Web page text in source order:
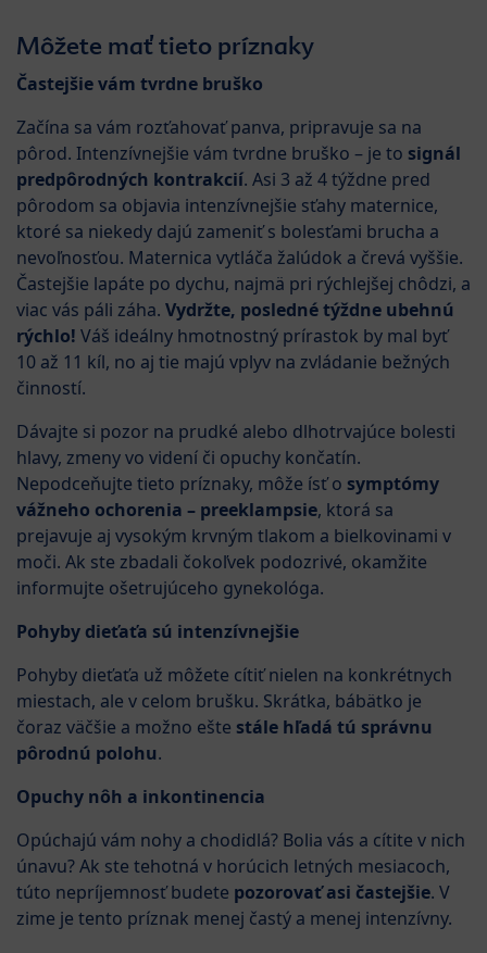
Môžete mať tieto príznaky
Častejšie vám tvrdne bruško
Začína sa vám rozťahovať panva, pripravuje sa na
pôrod. Intenzívnejšie vám tvrdne bruško – je to signál
predpôrodných kontrakcií. Asi 3 až 4 týždne pred
pôrodom sa objavia intenzívnejšie sťahy maternice,
ktoré sa niekedy dajú zameniť s bolesťami brucha a
nevoľnosťou. Maternica vytláča žalúdok a črevá vyššie.
Častejšie lapáte po dychu, najmä pri rýchlejšej chôdzi, a
viac vás páli záha. Vydržte, posledné týždne ubehnú
rýchlo! Váš ideálny hmotnostný prírastok by mal byť
10 až 11 kíl, no aj tie majú vplyv na zvládanie bežných
činností.
Dávajte si pozor na prudké alebo dlhotrvajúce bolesti
hlavy, zmeny vo videní či opuchy končatín.
Nepodceňujte tieto príznaky, môže ísť o symptómy
vážneho ochorenia – preeklampsie, ktorá sa
prejavuje aj vysokým krvným tlakom a bielkovinami v
moči. Ak ste zbadali čokoľvek podozrivé, okamžite
informujte ošetrujúceho gynekológa.
Pohyby dieťaťa sú intenzívnejšie
Pohyby dieťaťa už môžete cítiť nielen na konkrétnych
miestach, ale v celom brušku. Skrátka, bábätko je
čoraz väčšie a možno ešte stále hľadá tú správnu
pôrodnú polohu.
Opuchy nôh a inkontinencia
Opúchajú vám nohy a chodidlá? Bolia vás a cítite v nich
únavu? Ak ste tehotná v horúcich letných mesiacoch,
túto nepríjemnosť budete pozorovať asi častejšie. V
zime je tento príznak menej častý a menej intenzívny.